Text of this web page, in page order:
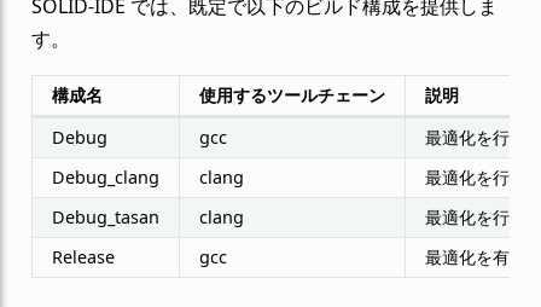
SOLID-IDE では、既定で以下のビルド構成を提供しま
す。
構成名 使用するツールチェーン
説明
Debug
gcc
最適化を行わ
Debug_clang
clang
最適化を行わ
Debug_tasan
clang
最適化を行わ
Release
gcc 最適化を有効